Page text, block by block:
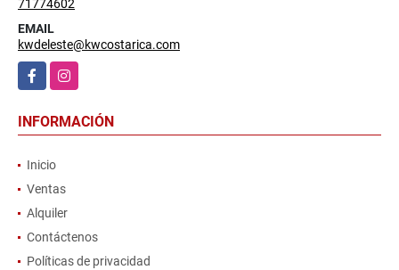
71774602
EMAIL
kwdeleste@kwcostarica.com
FacebookInstagram
INFORMACIÓN
Inicio
Ventas
Alquiler
Contáctenos
Políticas de privacidad